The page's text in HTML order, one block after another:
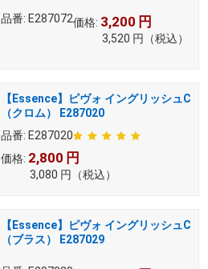
品番: E287072価格: 3,200 円
3,520 円 （税込）
【Essence】ピヴォ イングリッシュC
（クロム） E287020
品番: E287020
価格: 2,800 円
3,080 円 （税込）
【Essence】ピヴォ イングリッシュC
（ブラス） E287029